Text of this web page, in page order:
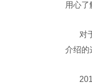
用心
对
介绍的